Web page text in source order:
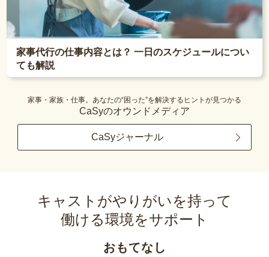
家事代行の仕事内容とは？ 一日のスケジュールについ
ても解説
家事・家族・仕事。あなたの“困った”を解決するヒントが見つかる
CaSyのオウンドメディア
CaSyジャーナル
キャストがやりがいを持って
働ける環境をサポート
おもてなし